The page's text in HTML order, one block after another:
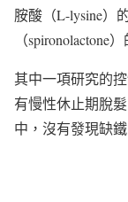
胺酸（L-lysine）
（spironolactone）
其中一項研究的
有慢性休止期脫
中，沒有發現缺